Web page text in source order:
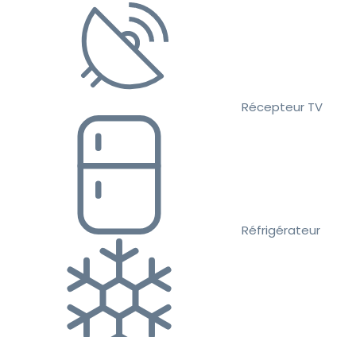
Récepteur TV
Réfrigérateur